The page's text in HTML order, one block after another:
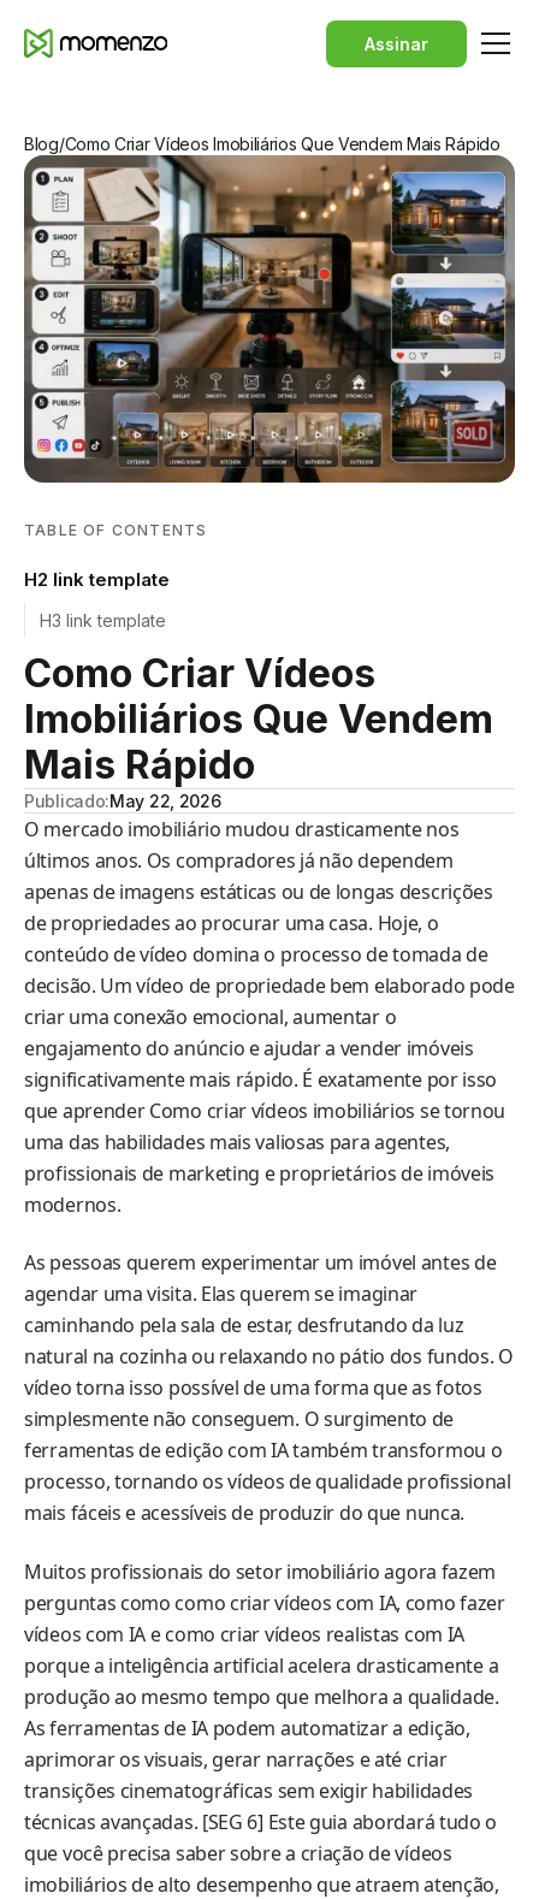
Assinar
Blog/Como Criar Vídeos Imobiliários Que Vendem Mais Rápido
TABLE OF CONTENTS
H2 link template
H3 link template
Como Criar Vídeos
Imobiliários Que Vendem
Mais Rápido
Publicado:May 22, 2026
O mercado imobiliário mudou drasticamente nos
últimos anos. Os compradores já não dependem
apenas de imagens estáticas ou de longas descrições
de propriedades ao procurar uma casa. Hoje, o
conteúdo de vídeo domina o processo de tomada de
decisão. Um vídeo de propriedade bem elaborado pode
criar uma conexão emocional, aumentar o
engajamento do anúncio e ajudar a vender imóveis
significativamente mais rápido. É exatamente por isso
que aprender Como criar vídeos imobiliários se tornou
uma das habilidades mais valiosas para agentes,
profissionais de marketing e proprietários de imóveis
modernos.
As pessoas querem experimentar um imóvel antes de
agendar uma visita. Elas querem se imaginar
caminhando pela sala de estar, desfrutando da luz
natural na cozinha ou relaxando no pátio dos fundos. O
vídeo torna isso possível de uma forma que as fotos
simplesmente não conseguem. O surgimento de
ferramentas de edição com IA também transformou o
processo, tornando os vídeos de qualidade profissional
mais fáceis e acessíveis de produzir do que nunca.
Muitos profissionais do setor imobiliário agora fazem
perguntas como como criar vídeos com IA, como fazer
vídeos com IA e como criar vídeos realistas com IA
porque a inteligência artificial acelera drasticamente a
produção ao mesmo tempo que melhora a qualidade.
As ferramentas de IA podem automatizar a edição,
aprimorar os visuais, gerar narrações e até criar
transições cinematográficas sem exigir habilidades
técnicas avançadas. [SEG 6] Este guia abordará tudo o
que você precisa saber sobre a criação de vídeos
imobiliários de alto desempenho que atraem atenção,